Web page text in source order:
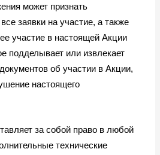
может признать
заявки на участие, а также
участие в настоящей Акции
подделывает или извлекает
об участии в Акции,
настоящего
за собой право в любой
технические